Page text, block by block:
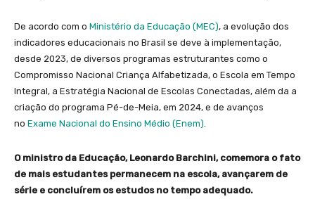
De acordo com o Ministério da Educação (MEC), a evolução dos
indicadores educacionais no Brasil se deve à implementação,
desde 2023, de diversos programas estruturantes como o
Compromisso Nacional Criança Alfabetizada, o Escola em Tempo
Integral, a Estratégia Nacional de Escolas Conectadas, além da a
criação do programa Pé-de-Meia, em 2024, e de avanços
no Exame Nacional do Ensino Médio (Enem)
O ministro da Educação, Leonardo Barchini, comemora o fato
de mais estudantes permanecem na escola, avançarem de
série e concluírem os estudos no tempo adequado.